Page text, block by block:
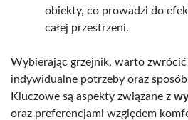
obiekty, co prowadzi do
całej przestrzeni.
Wybierając grzejnik, warto
indywidualne potrzeby oraz
Kluczowe są aspekty związane z
oraz preferencjami względem